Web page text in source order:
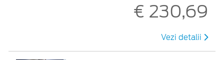
€ 230,69
Vezi detalii